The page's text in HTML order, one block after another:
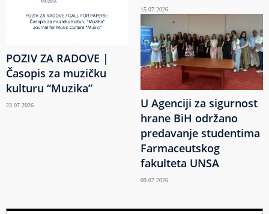
POZIV ZA RADOVE |
Časopis za muzičku
kulturu “Muzika”
23.07.2026.
15.07.2026.
U Agenciji za sigurnost
hrane BiH održano
predavanje studentima
Farmaceutskog
fakulteta UNSA
09.07.2026.